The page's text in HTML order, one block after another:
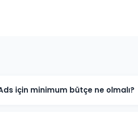
için minimum bütçe ne olmalı?